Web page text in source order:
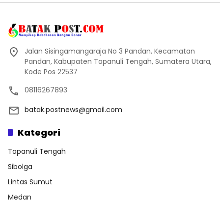
Jalan Sisingamangaraja No 3 Pandan, Kecamatan
Pandan, Kabupaten Tapanuli Tengah, Sumatera Utara,
Kode Pos 22537
08116267893
batak.postnews@gmail.com
Kategori
Tapanuli Tengah
Sibolga
Lintas Sumut
Medan